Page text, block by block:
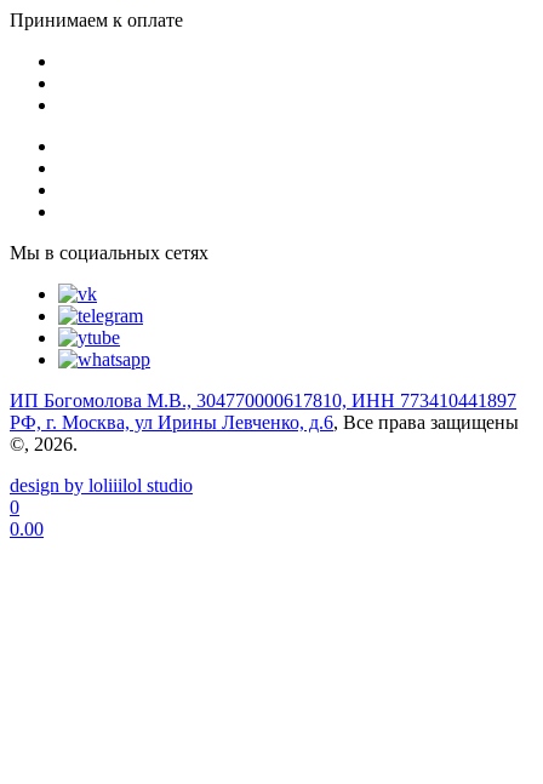
Принимаем к оплате
Мы в социальных сетях
ИП Богомолова М.В., 304770000617810, ИНН 773410441897
РФ, г. Москва, ул Ирины Левченко, д.6, Все права защищены
©, 2026.
design by loliiilol studio
0
0.00